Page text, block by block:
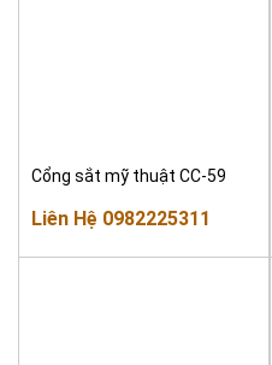
Cổng sắt mỹ thuật CC-59
Liên Hệ 0982225311